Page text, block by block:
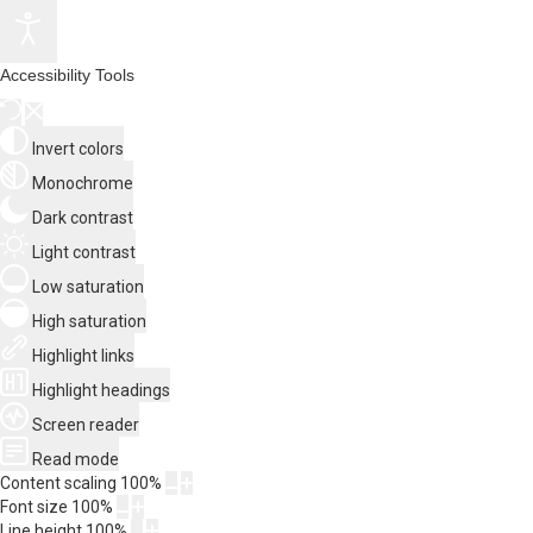
Accessibility Tools
Invert colors
Monochrome
Dark contrast
Light contrast
Low saturation
High saturation
Highlight links
Highlight headings
Screen reader
Read mode
Content scaling 100%
Font size 100%